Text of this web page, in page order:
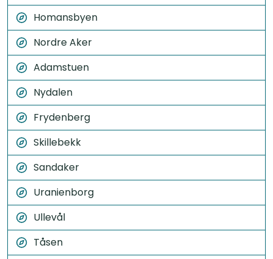
Homansbyen
Nordre Aker
Adamstuen
Nydalen
Frydenberg
Skillebekk
Sandaker
Uranienborg
Ullevål
Tåsen